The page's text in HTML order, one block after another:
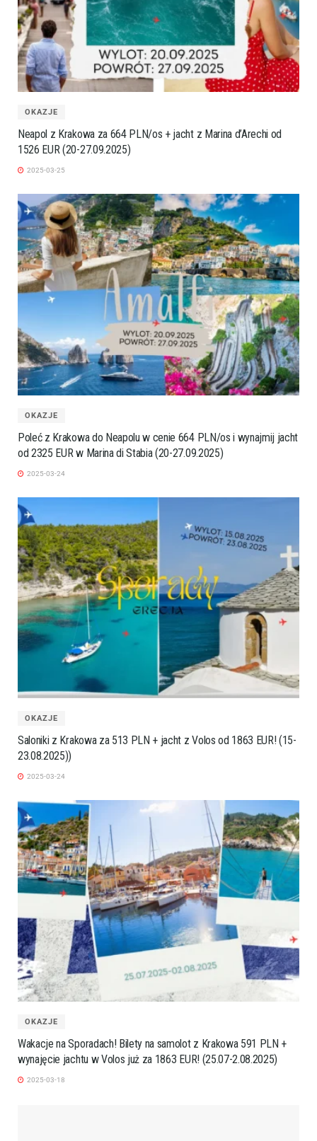
OKAZJE
Neapol z Krakowa za 664 PLN/os + jacht z Marina d’Arechi od
1526 EUR (20-27.09.2025)
2025-03-25
OKAZJE
Poleć z Krakowa do Neapolu w cenie 664 PLN/os i wynajmij jacht
od 2325 EUR w Marina di Stabia (20-27.09.2025)
2025-03-24
OKAZJE
Saloniki z Krakowa za 513 PLN + jacht z Volos od 1863 EUR! (15-
23.08.2025))
2025-03-24
OKAZJE
Wakacje na Sporadach! Bilety na samolot z Krakowa 591 PLN +
wynajęcie jachtu w Volos już za 1863 EUR! (25.07-2.08.2025)
2025-03-18